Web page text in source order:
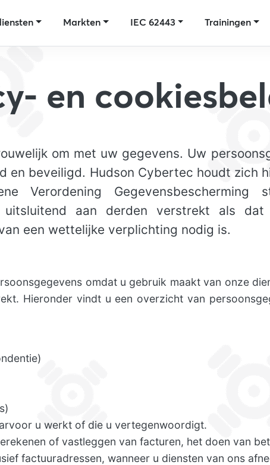
Markten IEC 62443 Trainingen
en
om met uw gegevens. Uw
en beveiligd. Hudson Cybertec houdt zich
Verordening Gegevensbescherming
uitsluitend aan derden verstrekt als
een wettelijke verplichting nodig is.
omdat u gebruik maakt van onze
Hieronder vindt u een overzicht van
u werkt of die u vertegenwoordigt.
of vastleggen van facturen, het doen van
factuuradressen, wanneer u diensten van ons